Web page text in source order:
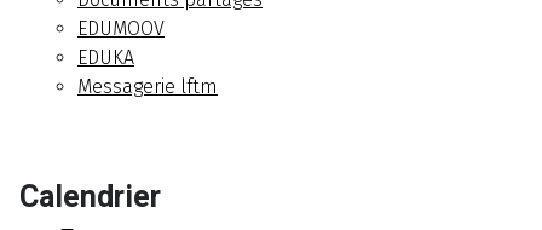
EDUMOOV
EDUKA
Messagerie lftm
Calendrier